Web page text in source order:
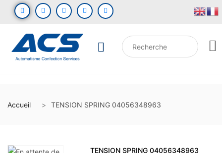
Accueil TENSION SPRING 04056348963
TENSION SPRING 04056348963